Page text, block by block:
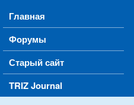
Main menu
Главная
Форумы
Старый сайт
TRIZ Journal